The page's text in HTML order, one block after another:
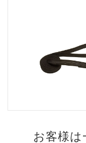
お客様は